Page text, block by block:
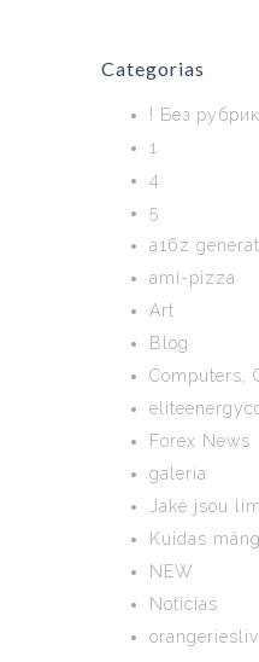
Categorias
! Без
1
4
5
a16z
ami-pizza
Art
Blog
Computers,
Forex News
galeria
Jaké jsou
Kuidas
NEW
Notícias